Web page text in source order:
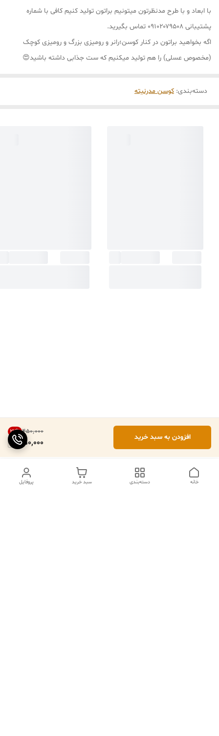
۴۵۰٬۰۰۰ 22%
350,000
افزودن به سبد خرید
با ابعاد و با طرح مدنظرتون میتونیم براتون تولید کنیم کافی با شماره
پشتیبانی ۰۹۱۰۲۰۷۹۵۰۸ تماس بگیرید.
اگه بخواهید براتون در کنار کوسن؛رانر و رومیزی بزرگ و رومیزی کوچک
(مخصوص عسلی) را هم تولید میکنیم که ست جذابی داشته باشید😍
دسته‌بندی: کوسن مدرنیته
پروفایل سبد خرید دسته‌بندی خانه